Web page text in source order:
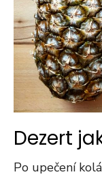
Dezert
Po upečení